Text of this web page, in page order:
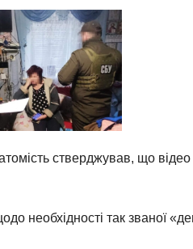
стверджував, що
так званої